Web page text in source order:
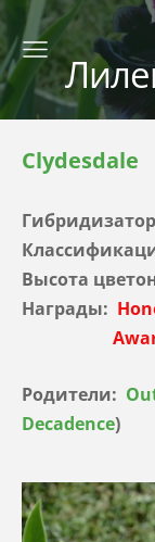
Clydesdale
Высота
Награды:
Award of
Родители:
Decadence)